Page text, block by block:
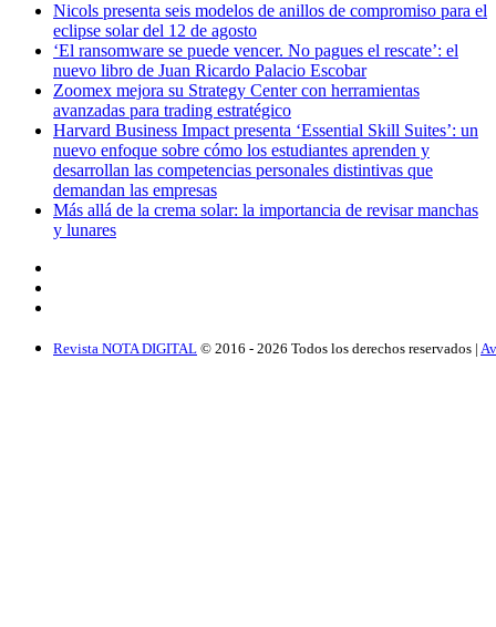
Nicols presenta seis modelos de anillos de compromiso para el
eclipse solar del 12 de agosto
‘El ransomware se puede vencer. No pagues el rescate’: el
nuevo libro de Juan Ricardo Palacio Escobar
Zoomex mejora su Strategy Center con herramientas
avanzadas para trading estratégico
Harvard Business Impact presenta ‘Essential Skill Suites’: un
nuevo enfoque sobre cómo los estudiantes aprenden y
desarrollan las competencias personales distintivas que
demandan las empresas
Más allá de la crema solar: la importancia de revisar manchas
y lunares
Revista NOTA DIGITAL © 2016 - 2026 Todos los derechos reservados |